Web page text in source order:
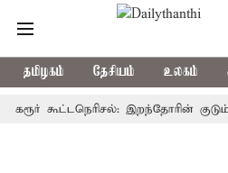
தமிழகம் தேசியம் உலகம்
கூட்டநெரிசல்: இறந்தோரின்